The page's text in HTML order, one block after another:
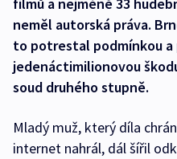
filmů a nejméně 33
neměl autorská práva.
to potrestal podmínkou
jedenáctimilionovou
soud druhého stupně.
Mladý muž, který díla
internet nahrál, dál šířil